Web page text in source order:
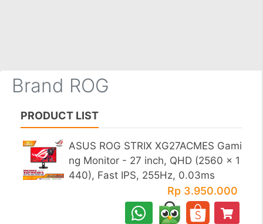
Brand ROG
PRODUCT LIST
ASUS ROG STRIX XG27ACMES Gami
ng Monitor - 27 inch, QHD (2560 x 1
440), Fast IPS, 255Hz, 0.03ms
Rp 3.950.000